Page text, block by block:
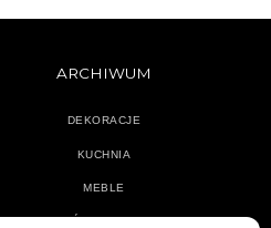
ARCHIWUM
DEKORACJE
KUCHNIA
MEBLE
OŚWIETLENIE